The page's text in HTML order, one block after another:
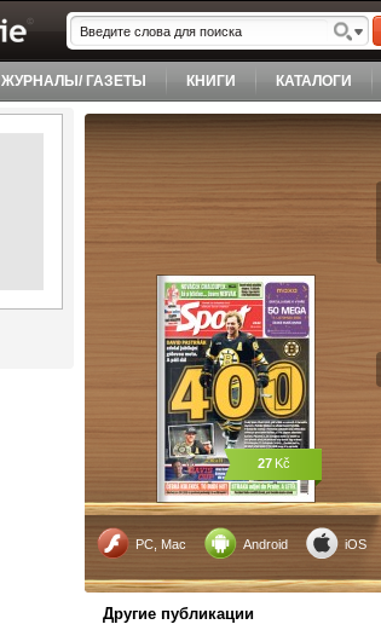
ЖУРНАЛЫ/ ГАЗЕТЫ КНИГИ КАТАЛОГИ
PC, Mac Android iOS
27Kč
Другие публикации